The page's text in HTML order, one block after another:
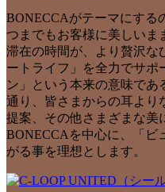
BONECCAがテーマにする
つまでもお客様に美しい
滞在の時間が、より贅沢な
ートライフ」を全力でサポ
ン」という本来の意味で
通り、皆さまからの耳より
提案、その他さまざまな美
BONECCAを中心に、「ビ
がる事を理想とします。